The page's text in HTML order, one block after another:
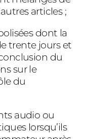
articles ;
dont la
trente jours et
du
sur le
du
audio ou
lorsqu’ils